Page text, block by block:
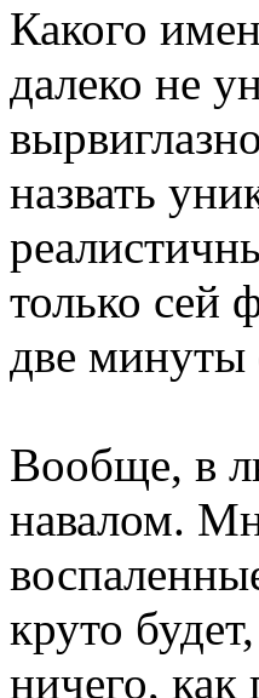
Какого
далеко не
назвать
только сей
две минуты
Вообще, в
навалом.
круто
ничего,